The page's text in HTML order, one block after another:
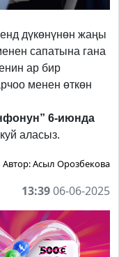
дүкөнүнөн жаңы
сапатына гана
ар бир
менен өткөн
6-июнда
аласыз.
Автор:Асыл Орозбекова
13:3906-06-2025